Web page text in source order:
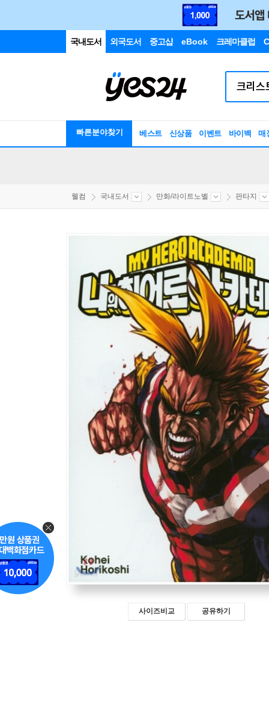
국내도서 외국도서 중고샵 eBook 크레마클럽
빠른분야찾기 베스트 신상품 이벤트 바이백 매
웰컴 국내도서 만화/라이트노벨 판타지
사이즈비교 공유하기